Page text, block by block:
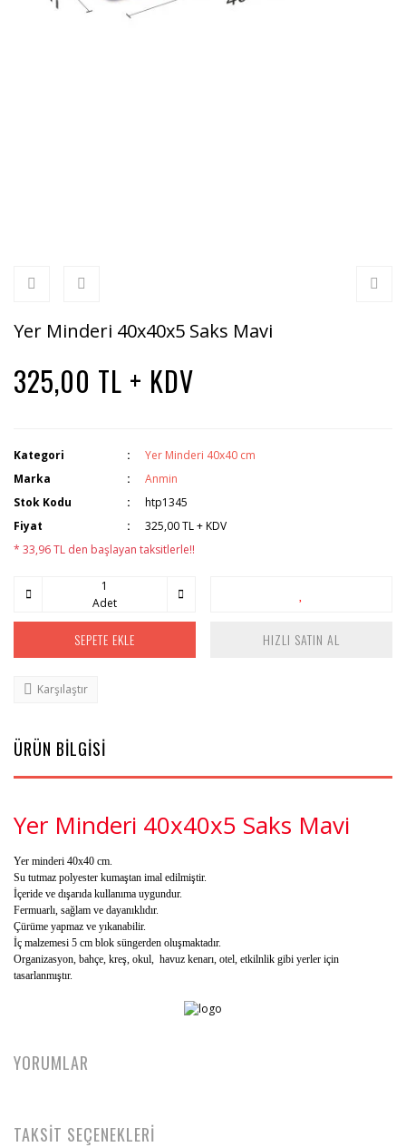
Yer Minderi 40x40x5 Saks Mavi
325,00 TL + KDV
Kategori
Yer Minderi 40x40 cm
Marka
Anmin
Stok Kodu
htp1345
Fiyat
325,00 TL + KDV
* 33,96 TL den başlayan taksitlerle!!
Adet
SEPETE EKLE HIZLI SATIN AL
Karşılaştır
ÜRÜN BİLGİSİ
Yer Minderi 40x40x5 Saks Mavi
Yer minderi 40x40 cm.
Su tutmaz polyester kumaştan imal edilmiştir.
İçeride ve dışarıda kullanıma uygundur.
Fermuarlı, sağlam ve dayanıklıdır.
Çürüme yapmaz ve yıkanabilir.
İç malzemesi 5 cm blok süngerden oluşmaktadır.
Organizasyon, bahçe, kreş, okul, havuz kenarı, otel, etkilnlik gibi yerler için
tasarlanmıştır.
YORUMLAR
TAKSİT SEÇENEKLERİ